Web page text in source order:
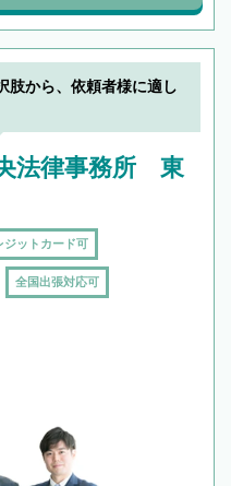
肢から、依頼者様に適し
法律事務所 東
ジットカード可
全国出張対応可